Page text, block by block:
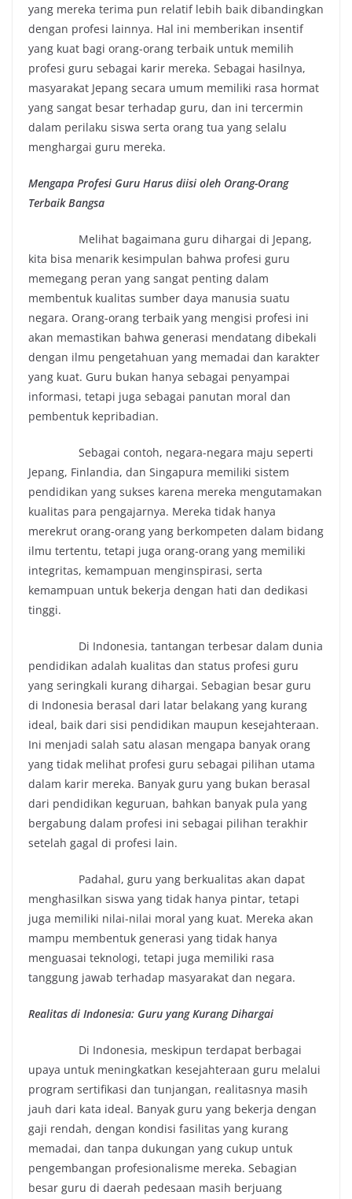
yang mereka terima pun relatif lebih baik dibandingkan
dengan profesi lainnya. Hal ini memberikan insentif
yang kuat bagi orang-orang terbaik untuk memilih
profesi guru sebagai karir mereka. Sebagai hasilnya,
masyarakat Jepang secara umum memiliki rasa hormat
yang sangat besar terhadap guru, dan ini tercermin
dalam perilaku siswa serta orang tua yang selalu
menghargai guru mereka.
Mengapa Profesi Guru Harus diisi oleh Orang-Orang
Terbaik Bangsa
Melihat bagaimana guru dihargai di Jepang,
kita bisa menarik kesimpulan bahwa profesi guru
memegang peran yang sangat penting dalam
membentuk kualitas sumber daya manusia suatu
negara. Orang-orang terbaik yang mengisi profesi ini
akan memastikan bahwa generasi mendatang dibekali
dengan ilmu pengetahuan yang memadai dan karakter
yang kuat. Guru bukan hanya sebagai penyampai
informasi, tetapi juga sebagai panutan moral dan
pembentuk kepribadian.
Sebagai contoh, negara-negara maju seperti
Jepang, Finlandia, dan Singapura memiliki sistem
pendidikan yang sukses karena mereka mengutamakan
kualitas para pengajarnya. Mereka tidak hanya
merekrut orang-orang yang berkompeten dalam bidang
ilmu tertentu, tetapi juga orang-orang yang memiliki
integritas, kemampuan menginspirasi, serta
kemampuan untuk bekerja dengan hati dan dedikasi
tinggi.
Di Indonesia, tantangan terbesar dalam dunia
pendidikan adalah kualitas dan status profesi guru
yang seringkali kurang dihargai. Sebagian besar guru
di Indonesia berasal dari latar belakang yang kurang
ideal, baik dari sisi pendidikan maupun kesejahteraan.
Ini menjadi salah satu alasan mengapa banyak orang
yang tidak melihat profesi guru sebagai pilihan utama
dalam karir mereka. Banyak guru yang bukan berasal
dari pendidikan keguruan, bahkan banyak pula yang
bergabung dalam profesi ini sebagai pilihan terakhir
setelah gagal di profesi lain.
Padahal, guru yang berkualitas akan dapat
menghasilkan siswa yang tidak hanya pintar, tetapi
juga memiliki nilai-nilai moral yang kuat. Mereka akan
mampu membentuk generasi yang tidak hanya
menguasai teknologi, tetapi juga memiliki rasa
tanggung jawab terhadap masyarakat dan negara.
Realitas di Indonesia: Guru yang Kurang Dihargai
Di Indonesia, meskipun terdapat berbagai
upaya untuk meningkatkan kesejahteraan guru melalui
program sertifikasi dan tunjangan, realitasnya masih
jauh dari kata ideal. Banyak guru yang bekerja dengan
gaji rendah, dengan kondisi fasilitas yang kurang
memadai, dan tanpa dukungan yang cukup untuk
pengembangan profesionalisme mereka. Sebagian
besar guru di daerah pedesaan masih berjuang